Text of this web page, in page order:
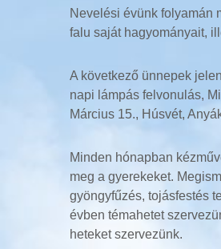
Nevelési évünk folyamán
falu saját hagyományait,
A következő ünnepek
napi lámpás felvonulás,
Március 15., Húsvét,
Minden hónapban
meg a gyerekeket.
gyöngyfűzés, tojásfestés
évben témahetet
heteket szervezünk.